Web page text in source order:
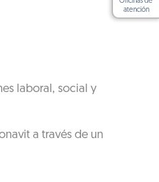
laboral, social y
a través de un
Oficinas de
atención